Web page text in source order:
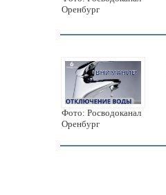
Оренбург
Фото: Росводоканал
Оренбург